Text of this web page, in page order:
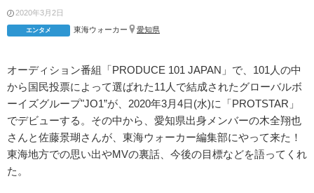
2020年3月2日
エンタメ 東海ウォーカー 愛知県
オーディション番組「PRODUCE 101 JAPAN」で、101人の中
から国民投票によって選ばれた11人で結成されたグローバルボ
ーイズグループ"JO1”が、2020年3月4日(水)に「PROTSTAR」
でデビューする。その中から、愛知県出身メンバーの木全翔也
さんと佐藤景瑚さんが、東海ウォーカー編集部にやって来た！
東海地方での思い出やMVの裏話、今後の目標などを語ってくれ
た。